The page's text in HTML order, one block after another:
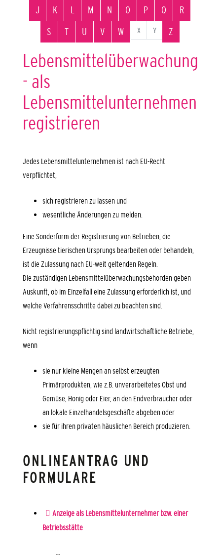
J
K L M N O P Q
R
S
T U V W X Y Z
Lebensmittelüberwachung
- als
Lebensmittelunternehmen
registrieren
Jedes Lebensmittelunternehmen ist nach EU-Recht
verpflichtet,
sich registrieren zu lassen und
wesentliche Änderungen zu melden.
Eine Sonderform der Registrierung von Betrieben, die
Erzeugnisse tierischen Ursprungs bearbeiten oder behandeln,
ist die Zulassung nach EU-weit geltenden Regeln.
Die zuständigen Lebensmittelüberwachungsbehörden geben
Auskunft, ob im Einzelfall eine Zulassung erforderlich ist, und
welche Verfahrensschritte dabei zu beachten sind.
Nicht registrierungspflichtig sind landwirtschaftliche Betriebe,
wenn
sie nur kleine Mengen an selbst erzeugten
Primärprodukten, wie z.B. unverarbeitetes Obst und
Gemüse, Honig oder Eier, an den Endverbraucher oder
an lokale Einzelhandelsgeschäfte abgeben oder
sie für ihren privaten häuslichen Bereich produzieren.
ONLINEANTRAG UND
FORMULARE
Anzeige als Lebensmittelunternehmer bzw. einer
Betriebsstätte